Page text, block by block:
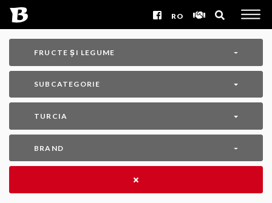
RO
FRUCTE ȘI LEGUME
SUBCATEGORIE
TURCIA
BRAND